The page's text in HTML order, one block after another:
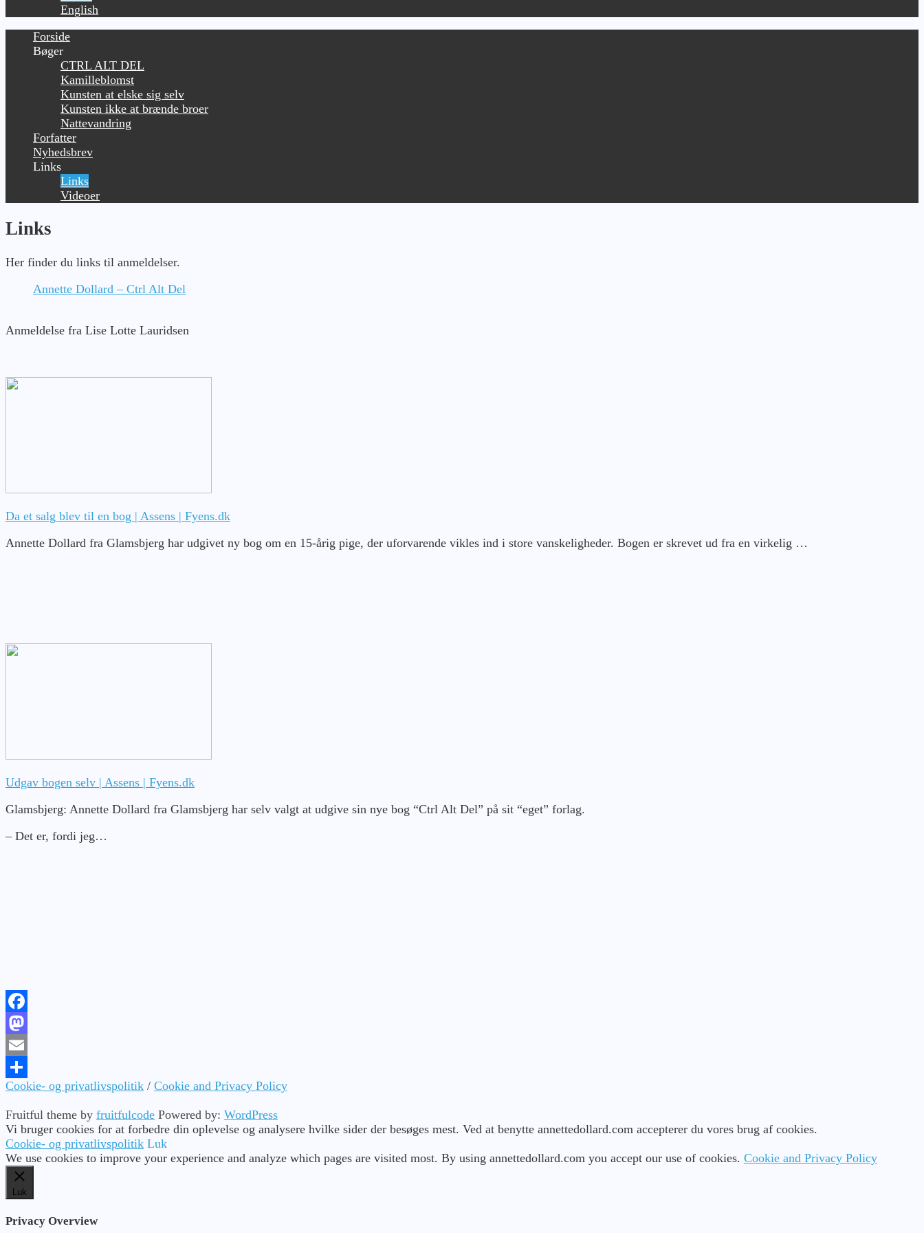
English
Forside
Bøger
CTRL ALT DEL
Kamilleblomst
Kunsten at elske sig selv
Kunsten ikke at brænde broer
Nattevandring
Forfatter
Nyhedsbrev
Links
Links
Videoer
Links
Her finder du links til anmeldelser.
Annette Dollard – Ctrl Alt Del
Anmeldelse fra Lise Lotte Lauridsen
Da et salg blev til en bog | Assens | Fyens.dk
Annette Dollard fra Glamsbjerg har udgivet ny bog om en 15-årig pige, der uforvarende vikles ind i store vanskeligheder. Bogen er skrevet ud fra en virkelig …
Udgav bogen selv | Assens | Fyens.dk
Glamsbjerg: Annette Dollard fra Glamsbjerg har selv valgt at udgive sin nye bog “Ctrl Alt Del” på sit “eget” forlag.
– Det er, fordi jeg…
Facebook
Mastodon
Email
Share
Cookie- og privatlivspolitik / Cookie and Privacy Policy
Fruitful theme by fruitfulcode Powered by: WordPress
Vi bruger cookies for at forbedre din oplevelse og analysere hvilke sider der besøges mest. Ved at benytte annettedollard.com accepterer du vores brug af cookies.
Cookie- og privatlivspolitik Luk
We use cookies to improve your experience and analyze which pages are visited most. By using annettedollard.com you accept our use of cookies. Cookie and Privacy Policy
Luk
Privacy Overview